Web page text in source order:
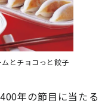
とチョコっと餃子
400年の節目に当たる